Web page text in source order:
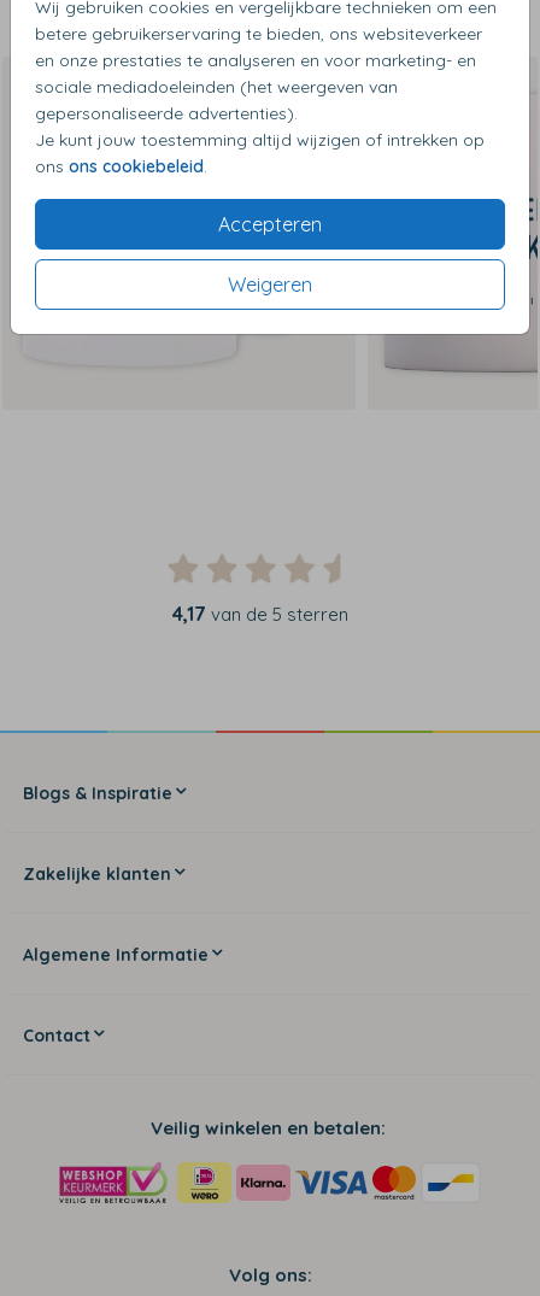
Wij gebruiken cookies en vergelijkbare technieken om een
betere gebruikerservaring te bieden, ons websiteverkeer
en onze prestaties te analyseren en voor marketing- en
sociale mediadoeleinden (het weergeven van
gepersonaliseerde advertenties).
Je kunt jouw toestemming altijd wijzigen of intrekken op
ons ons cookiebeleid.
Accepteren
Weigeren
Dit vind je misschien ook leuk
4,17 van de 5 sterren
Blogs & Inspiratie
Zakelijke klanten
Algemene Informatie
Contact
Veilig winkelen en betalen:
Volg ons: